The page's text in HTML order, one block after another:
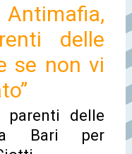
delle
se non vi
parenti delle
Bari per